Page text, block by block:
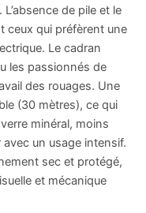
de pile et le
ceux qui préfèrent une
Le cadran
les passionnés de
des rouages. Une
(30 mètres), ce qui
minéral, moins
un usage intensif.
sec et protégé,
et mécanique